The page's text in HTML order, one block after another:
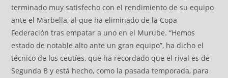
terminado muy satisfecho con el rendimiento de su equipo
ante el Marbella, al que ha eliminado de la Copa
Federación tras empatar a uno en el Murube. “Hemos
estado de notable alto ante un gran equipo”, ha dicho el
técnico de los ceutíes, que ha recordado que el rival es de
Segunda B y está hecho, como la pasada temporada, para